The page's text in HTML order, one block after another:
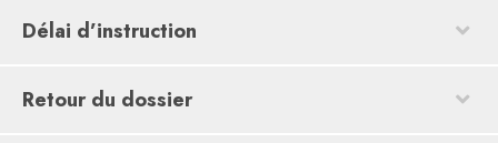
Délai d’instruction
Retour du dossier